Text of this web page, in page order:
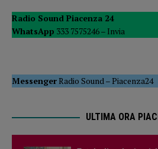
Radio Sound Piacenza 24
WhatsApp 333 7575246 – Invia
MessengerRadio Sound–Piacenza24
ULTIMA ORA